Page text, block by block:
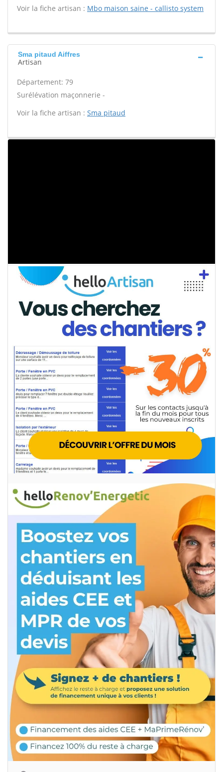
Voir la fiche artisan : Mbo maison saine - callisto system
Sma pitaud Aiffres
Artisan
Département: 79
Surélévation maçonnerie -
Voir la fiche artisan : Sma pitaud